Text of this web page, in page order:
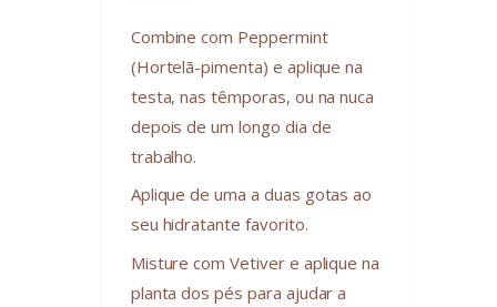
Combine com Peppermint
(Hortelã-pimenta) e aplique na
testa, nas têmporas, ou na nuca
depois de um longo dia de
trabalho.
Aplique de uma a duas gotas ao
seu hidratante favorito.
Misture com Vetiver e aplique na
planta dos pés para ajudar a